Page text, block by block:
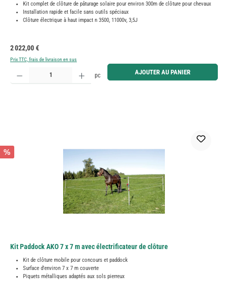
Kit complet de clôture de pâturage solaire pour environ 300m de clôture pour chevaux
Installation rapide et facile sans outils spéciaux
Clôture électrique à haut impact n 3500, 11000v, 3,5J
Prix régulier :
2 022,00 €
Prix TTC, frais de livraison en sus
Quantité de produit : Entrez la quantité souhaitée ou utilisez les boutons pour augmenter ou
pc AJOUTER AU PANIER
%
Kit Paddock AKO 7 x 7 m avec électrificateur de clôture
Kit de clôture mobile pour concours et paddock
Surface d'environ 7 x 7 m couverte
Piquets métalliques adaptés aux sols pierreux